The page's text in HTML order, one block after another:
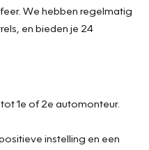
We hebben regelmatig
en bieden je 24
1e of 2e automonteur.
instelling en een